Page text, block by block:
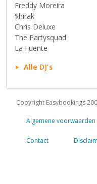
Freddy Moreira
$hirak
Chris Deluxe
The Partysquad
La Fuente
Alle DJ's
Copyright Easybookings
Algemene voorwaarden
Contact